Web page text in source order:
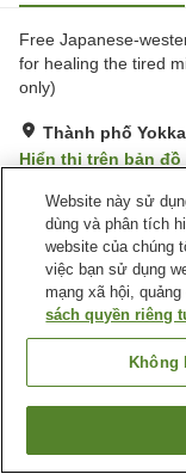
Free Japanese-
for healing the tired
only)
Thành phố
Hiển thị trên bản đồ
Tốt Đánh
Tiện nghi chỗ
Bãi đỗ xe
Spa / Salon
Trang chủ Nhật Bản
Heal in Yokkaichi
Website này sử
dùng và phân tích
website của chúng
việc bạn sử dụng
mạng xã hội,
sách quyền riêng
Không